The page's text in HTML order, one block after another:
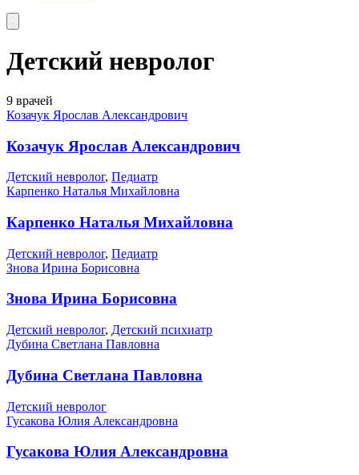
Детский невролог
9 врачей
Козачук Ярослав Александрович
Козачук Ярослав Александрович
Детский невролог, Педиатр
Карпенко Наталья Михайловна
Карпенко Наталья Михайловна
Детский невролог, Педиатр
Знова Ирина Борисовна
Знова Ирина Борисовна
Детский невролог, Детский психиатр
Дубина Светлана Павловна
Дубина Светлана Павловна
Детский невролог
Гусакова Юлия Александровна
Гусакова Юлия Александровна